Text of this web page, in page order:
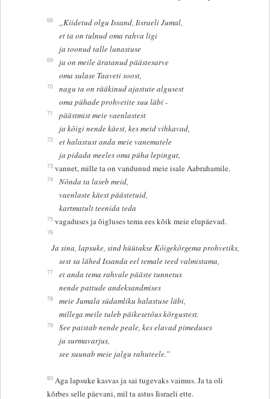
68
„Kiidetud olgu Issand, Iisraeli Jumal,
et ta on tulnud oma rahva ligi
ja toonud talle lunastuse
69
ja on meile äratanud päästesarve
oma sulase Taaveti soost,
70
nagu ta on rääkinud ajastute algusest
oma pühade prohvetite suu läbi -
71
päästmist meie vaenlastest
ja kõigi nende käest, kes meid vihkavad,
72
et halastust anda meie vanematele
ja pidada meeles oma püha lepingut,
73 vannet, mille ta on vandunud meie isale Aabrahamile.
74
Nõnda ta laseb meid,
vaenlaste käest päästetuid,
kartmatult teenida teda
75 vagaduses ja õigluses tema ees kõik meie elupäevad.
76
Ja sina, lapsuke, sind hüütakse Kõigekõrgema prohvetiks,
sest sa lähed Issanda eel temale teed valmistama,
77
et anda tema rahvale pääste tunnetus
nende pattude andeksandmises
78
meie Jumala südamliku halastuse läbi,
millega meile tuleb päikesetõus kõrgustest.
79
See paistab nende peale, kes elavad pimeduses
ja surmavarjus,
see suunab meie jalgu rahuteele.”
80 Aga lapsuke kasvas ja sai tugevaks vaimus. Ja ta oli
kõrbes selle päevani, mil ta astus Iisraeli ette.